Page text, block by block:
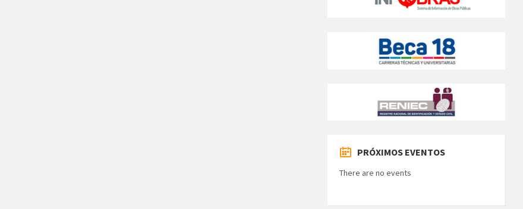
PRÓXIMOS EVENTOS
There are no events